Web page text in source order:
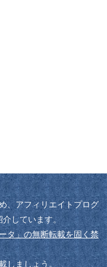
、アフィリエイトプログ
しています。
タ」の無断転載を固く禁
しましょう。